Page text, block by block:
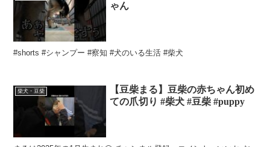
ゃん
#shorts #シャンプー #察知 #犬のいる生活 #柴犬
柴犬・豆柴
【豆柴まる】豆柴の赤ちゃん初め
ての爪切り #柴犬 #豆柴 #puppy